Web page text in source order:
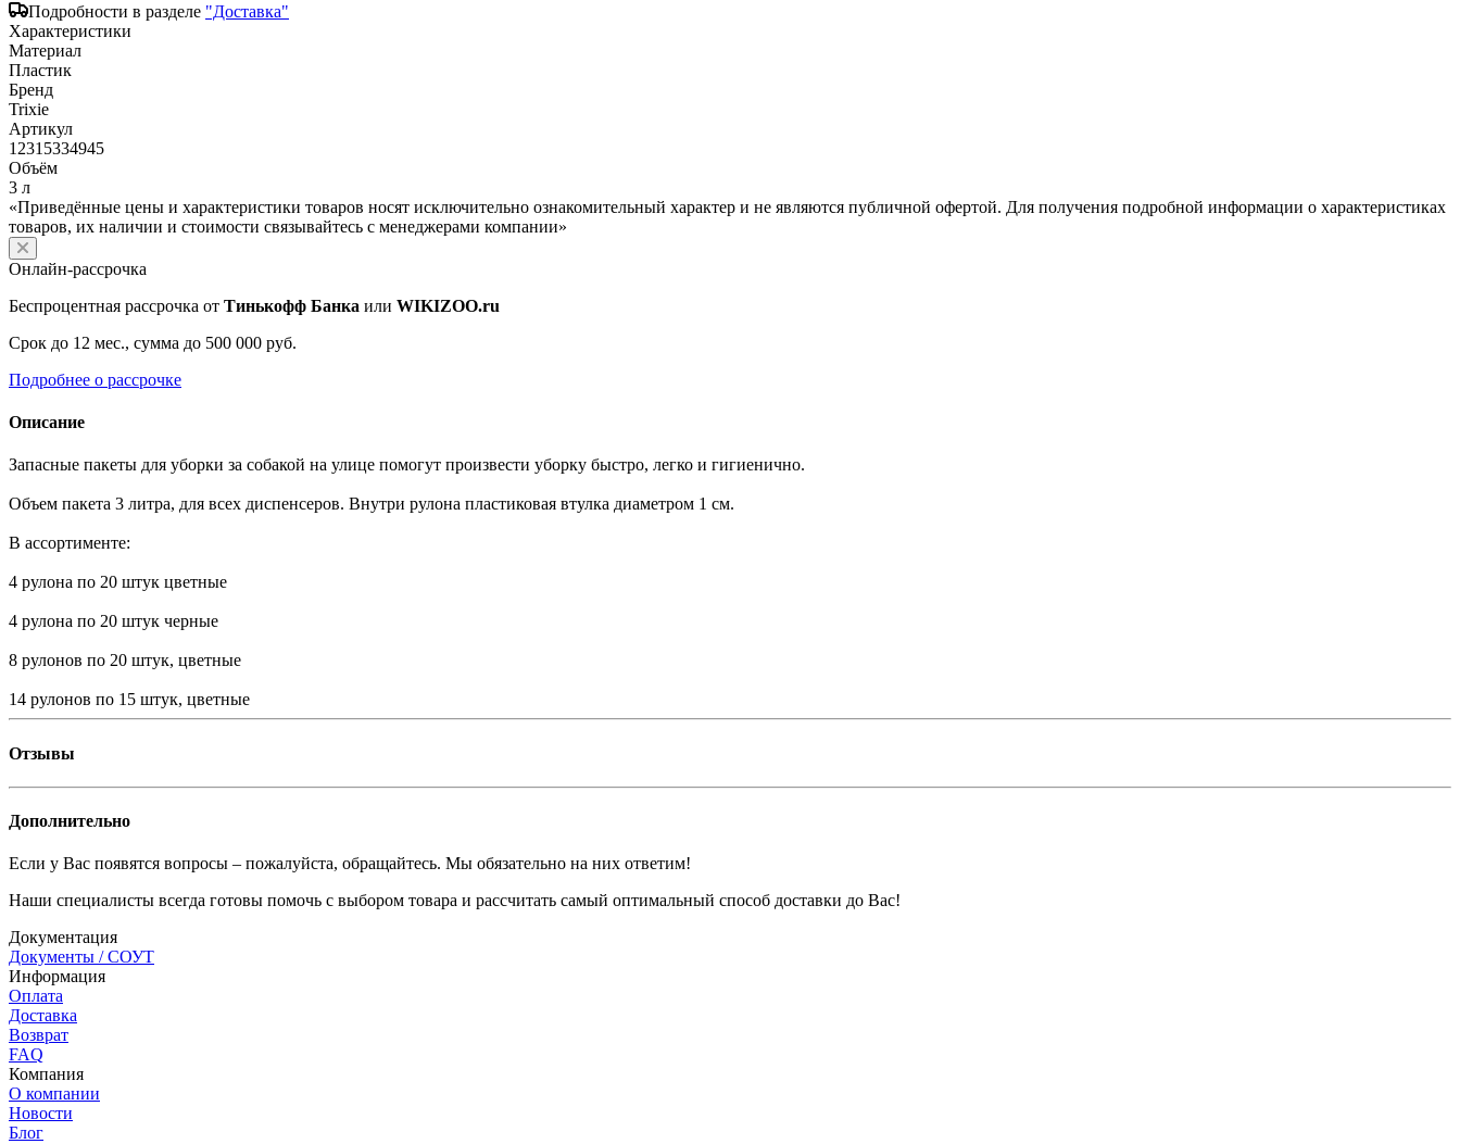
Подробности в разделе "Доставка"
Характеристики
Материал
Пластик
Бренд
Trixie
Артикул
12315334945
Объём
3 л
«Приведённые цены и характеристики товаров носят исключительно ознакомительный характер и не являются публичной офертой. Для получения подробной информации о характеристиках
товаров, их наличии и стоимости связывайтесь с менеджерами компании»
Онлайн-рассрочка
Беспроцентная рассрочка от Тинькофф Банка или WIKIZOO.ru
Срок до 12 мес., сумма до 500 000 руб.
Подробнее о рассрочке
Описание
Запасные пакеты для уборки за собакой на улице помогут произвести уборку быстро, легко и гигиенично.
Объем пакета 3 литра, для всех диспенсеров. Внутри рулона пластиковая втулка диаметром 1 см.
В ассортименте:
4 рулона по 20 штук цветные
4 рулона по 20 штук черные
8 рулонов по 20 штук, цветные
14 рулонов по 15 штук, цветные
Отзывы
Дополнительно
Если у Вас появятся вопросы – пожалуйста, обращайтесь. Мы обязательно на них ответим!
Наши специалисты всегда готовы помочь с выбором товара и рассчитать самый оптимальный способ доставки до Вас!
Документация
Документы / СОУТ
Информация
Оплата
Доставка
Возврат
FAQ
Компания
О компании
Новости
Блог